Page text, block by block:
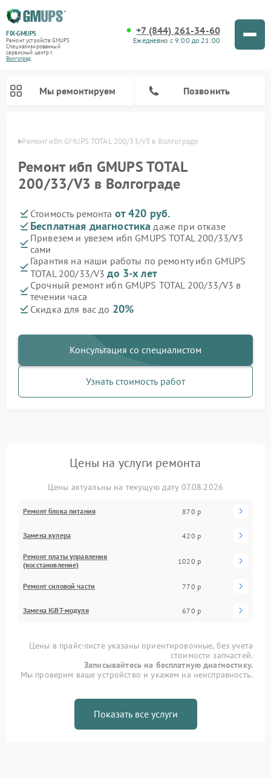
FIX-GMUPS
Ремонт устройств GMUPS
Специализированный
cервисный центр г.
Волгоград
+7 (844) 261-34-60
Ежедневно с 9:00 до 21:00
Мы ремонтируем Позвонить
Ремонт ибп GMUPS TOTAL 200/33/V3 в Волгограде
Ремонт ибп GMUPS TOTAL
200/33/V3 в Волгограде
Стоимость ремонта от 420 руб.
Бесплатная диагностика даже при отказе
Привезем и увезем ибп GMUPS TOTAL 200/33/V3
сами
Гарантия на наши работы по ремонту ибп GMUPS
TOTAL 200/33/V3до 3-х лет
Срочный ремонт ибп GMUPS TOTAL 200/33/V3 в
течении часа
Скидка для вас до 20%
Консультация со специалистом
Узнать стоимость работ
Цены на услуги ремонта
Цены актуальны на текущую дату 07.08.2026
Ремонт блока питания 870 р
Замена кулера 420 р
Ремонт платы управления
(восстановление)
1020 р
Ремонт силовой части 770 р
Замена IGBT-модуля 670 р
Цены в прайс-листе указаны ориентировочные, без учета
стоимости запчастей.
Записывайтесь на бесплатную диагностику.
Мы проверим ваше устройство и укажем на неисправность.
Показать все услуги